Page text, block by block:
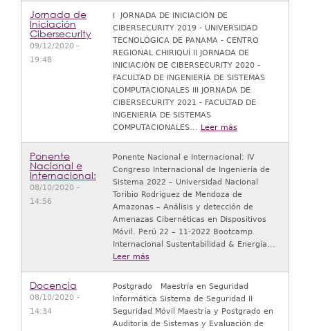
Jornada de
Iniciación
Cibersecurity
09/12/2020 -
19:48
I JORNADA DE INICIACIÓN DE
CIBERSECURITY 2019 - UNIVERSIDAD
TECNOLÓGICA DE PANAMA - CENTRO
REGIONAL CHIRIQUÍ II JORNADA DE
INICIACIÓN DE CIBERSECURITY 2020 -
FACULTAD DE INGENIERÍA DE SISTEMAS
COMPUTACIONALES III JORNADA DE
CIBERSECURITY 2021 - FACULTAD DE
INGENIERÍA DE SISTEMAS
COMPUTACIONALES... Leer más
Ponente
Nacional e
Internacional:
08/10/2020 -
14:56
Ponente Nacional e Internacional: IV
Congreso Internacional de Ingeniería de
Sistema 2022 – Universidad Nacional
Toribio Rodríguez de Mendoza de
Amazonas – Análisis y detección de
Amenazas Cibernéticas en Dispositivos
Móvil. Perú 22 – 11-2022 Bootcamp
Internacional Sustentabilidad & Energía...
Leer más
Docencia
08/10/2020 -
14:34
Postgrado Maestría en Seguridad
Informática Sistema de Seguridad II
Seguridad Móvil Maestría y Postgrado en
Auditoría de Sistemas y Evaluación de